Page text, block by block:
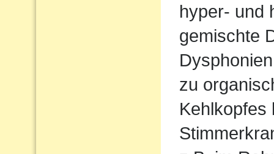
hyper- und
gemischte
zu
Kehlkopfes